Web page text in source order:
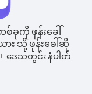
ခုကို ဖုန်းခေါ်
ား သို့ ဖုန်းခေါ်ဆို
ဒေသတွင်း နံပါတ်